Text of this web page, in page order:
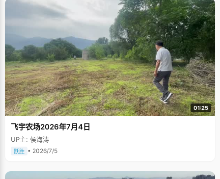
01:25
飞宇农场2026年7月4日
UP主: 侯海涛
跃胜 • 2026/7/5